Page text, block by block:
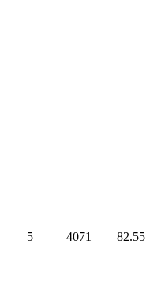
5 4071 82.55